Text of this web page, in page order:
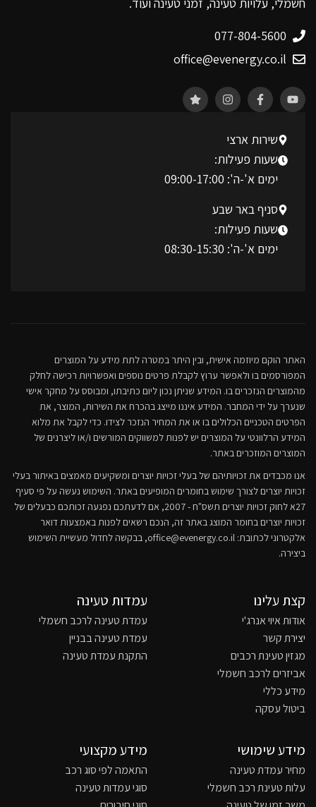
חשמלי, עלויות טעינה, זמני טעינה ועוד.
077-804-5600
office@evenergy.co.il
שירות ארצי
שעות פעילות:
ימים א'-ה': 09:00-17:00
סניף באר שבע
שעות פעילות:
ימים א'-ה': 08:30-15:30
האתר הוקם מיוזמה אישית, ובין היתר במטרה לתת מידע על המוצרים
המפורסמים בו ולאפשר ערוץ לקבלת פרטים נוספים ואפשרויות רכישה לחלק
מהמוצרים הנזכרים בו. המידע שניתן נכון ליום כתיבתו, ומבוסס על מחקר אישי
שנערך על ידי המחבר. המידע איננו מייצג בהכרח את השירות, המוצר, את
הפרטים הטכניים הכלולים בו או את המחיר הנזכר לצידו. כדי לקבל את מלוא
המידע הרלוונטי על המוצרים יש לפנות למשווקים המורשים ו/או ליצרנים של
המוצרים המוזכרים באתר.
אנו מכבדים את זכויותיהם של בעלי זכויות יוצרים ומשקיעים מאמצים באיתור בעלי
זכויות יוצרים לצורך שימוש בחומרים המופיעים באתר. השימוש נעשה על פי סעיף
27א לחוק זכויות יוצרים תשס"ח - 2007, אם לדעתכם נפגעה זכותכם כבעלים של
זכויות יוצרים בחומר המוצג באתר זה, הנכם רשאים לפנות באמצעות דואר
אלקטרוני לכתובת: office@evenergy.co.il, בבקשה לחדול מעשיית השימוש
ביצירה.
קצת עלינו
אודות איוי אנרג'י
יצירת קשר
מגזין טעינת רכבים
אביזרים לרכב חשמלי
מידע כללי
ביטול עסקה
עמדות טעינה
עמדת טעינה לרכב חשמלי
עמדת טעינה בבניין
התקנת עמדת טעינה
מידע שימושי
מחיר עמדת טעינה
עלות טעינת רכב חשמלי
מידע מקצועי
התאמה לפי סוג רכב
סוגי עמדות טעינה